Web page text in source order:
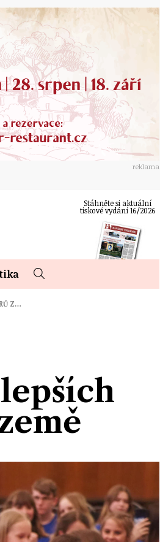
reklama
Stáhněte si aktuální
tiskové vydání 16/2026
Z…